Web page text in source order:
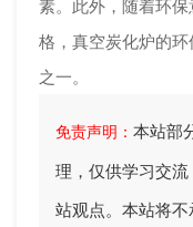
格，真空炭化炉的
之一。
免责声明： 本站部
理，仅供学习交
站观点。本站将